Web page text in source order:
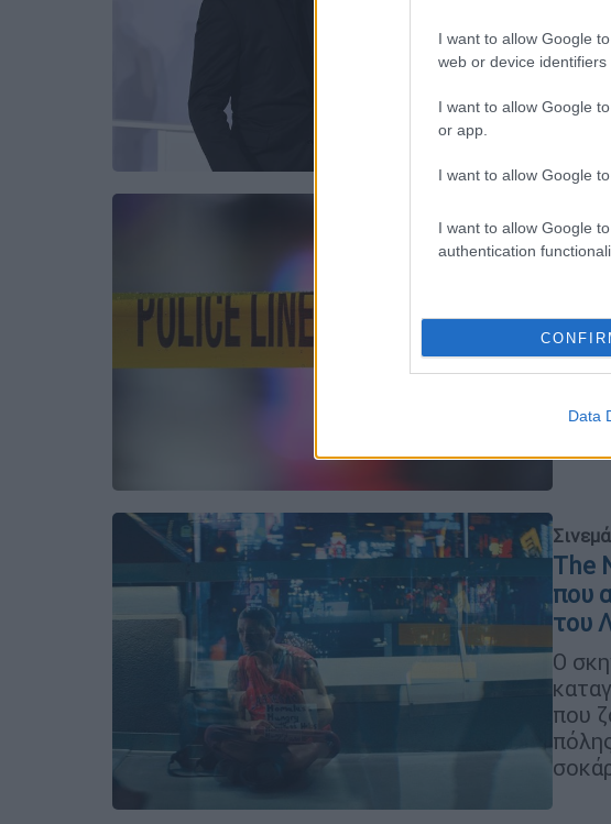
I want to allow Google
web or device identifiers
I want to allow Google
or app.
I want to allow Google
I want to allow Google
authentication
Data
στο
Σινεμά
The
που
του
Ο
που